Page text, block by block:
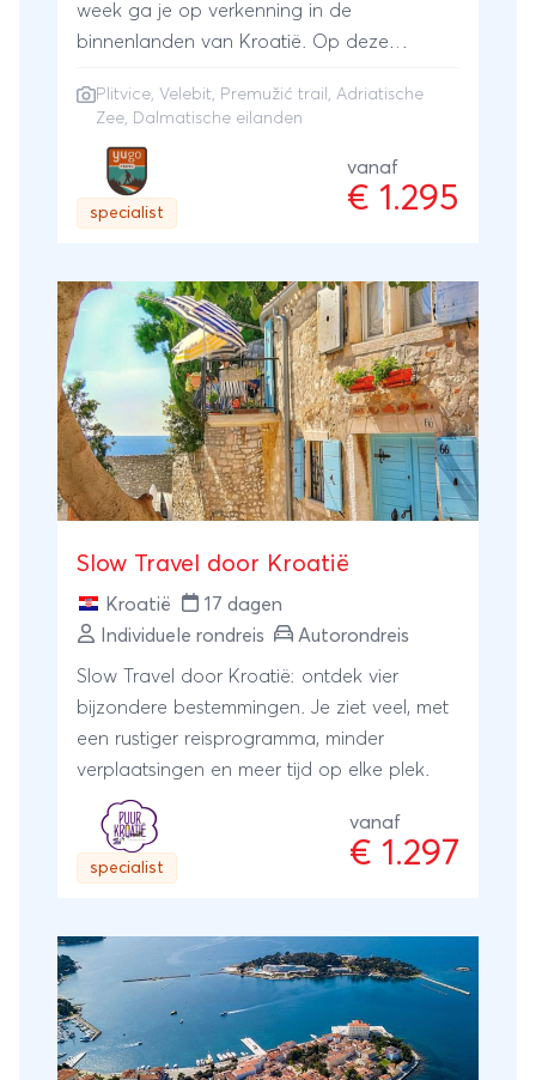
week ga je op verkenning in de
binnenlanden van Kroatië. Op deze
beste dat Kroatië te bieden heeft op het
resultaat mag er zijn; elke dag is een
sportief hoogtepunt op zichzelf. Een
natuurlijk hebben we rekening gehouden
activiteiten vinden op of in het water
plaats. De opzet van deze reis is zeer
gezinsvriendelijk en geschikt voor sportieve
koppels en gezinnen met kinderen vanaf 9
jaar.We nemen je mee naar twee nationale
parken; de watervallen van Plitvice en de
bergen van Velebit. Je gaat kajakken over
de mooiste rivier van het land, wandelen
indrukwekkende watervallen, e-MTB'en over
de Premuzic trail en snorkelen in de
Adriatisch zee. Als klap op de vuurpijl staan
er nog een canyoning en een zipline op het
programma.Deze goed gevulde actieve
week laat zich perfect opvolgen met een
paar dagen luieren op het strand op een
Plitvice, Velebit, Premužić trail, Adriatische
Zee, Dalmatische eilanden
specialist
vanaf
€ 1.295
Slow Travel door Kroatië
Kroatië
17 dagen
Individuele rondreis
Autorondreis
Slow Travel door Kroatië: ontdek vier
bijzondere bestemmingen. Je ziet veel, met
een rustiger reisprogramma, minder
verplaatsingen en meer tijd op elke plek.
specialist
vanaf
€ 1.297